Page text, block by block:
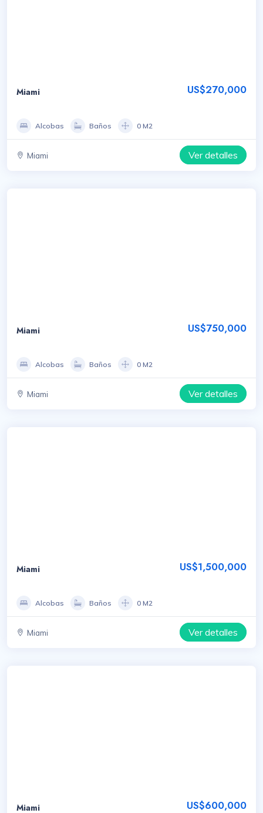
Miami US$270,000
Alcobas Baños 0 M2
Miami Ver detalles
Miami US$750,000
Alcobas Baños 0 M2
Miami Ver detalles
Miami US$1,500,000
Alcobas Baños 0 M2
Miami Ver detalles
Miami US$600,000